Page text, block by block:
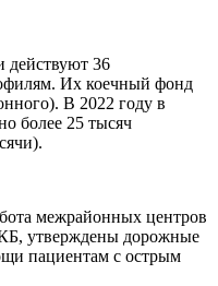
действуют 36
Их коечный фонд
В 2022 году в
более 25 тысяч
межрайонных центров
утверждены дорожные
пациентам с острым